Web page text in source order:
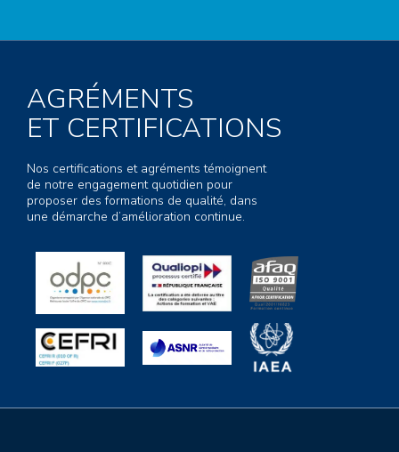
AGRÉMENTS
ET CERTIFICATIONS
Nos certifications et agréments témoignent
de notre engagement quotidien pour
proposer des formations de qualité, dans
une démarche d’amélioration continue.